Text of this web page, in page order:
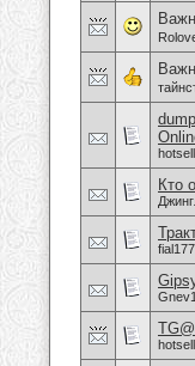
Кто
Gnev1